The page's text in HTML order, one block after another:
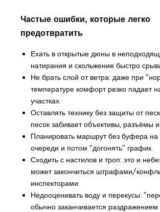
Частые ошибки, которые легко
предотвратить
Ехать в открытые дюны в
натирания и скольжение быстро
Не брать слой от ветра: даже при
температуре комфорт резко падает
участках.
Оставлять технику без защиты от
песок забивает объективы, разъёмы
Планировать маршрут без буфера на
очереди и потом "догонять" график.
Сходить с настилов и троп: это и
может закончиться штрафами/
инспекторами.
Недооценивать воду и перекусы:
обычно заканчивается